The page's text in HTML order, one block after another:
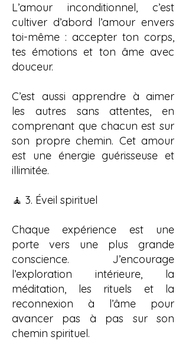
L’amour inconditionnel, c’est
cultiver d’abord l’amour envers
toi-même : accepter ton corps,
tes émotions et ton âme avec
douceur.
C’est aussi apprendre à aimer
les autres sans attentes, en
comprenant que chacun est sur
son propre chemin. Cet amour
est une énergie guérisseuse et
illimitée.
🧘 3. Éveil spirituel
Chaque expérience est une
porte vers une plus grande
conscience. J’encourage
l’exploration intérieure, la
méditation, les rituels et la
reconnexion à l’âme pour
avancer pas à pas sur son
chemin spirituel.